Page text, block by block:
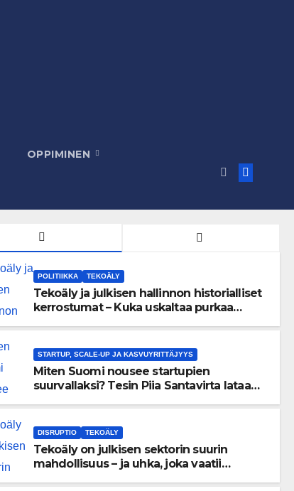
OPPIMINEN
POLITIIKKA TEKOÄLY
Tekoäly ja julkisen hallinnon historialliset
kerrostumat – Kuka uskaltaa purkaa
STARTUP, SCALE-UP JA KASVUYRITTÄJYYS
Miten Suomi nousee startupien
suurvallaksi? Tesin Piia Santavirta lataa
DISRUPTIO TEKOÄLY
Tekoäly on julkisen sektorin suurin
mahdollisuus – ja uhka, joka vaatii